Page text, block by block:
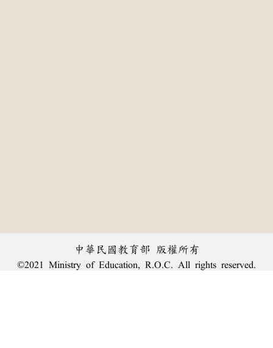
中華民國教育部 版權所有
©2021 Ministry of Education, R.O.C. All rights reserved.